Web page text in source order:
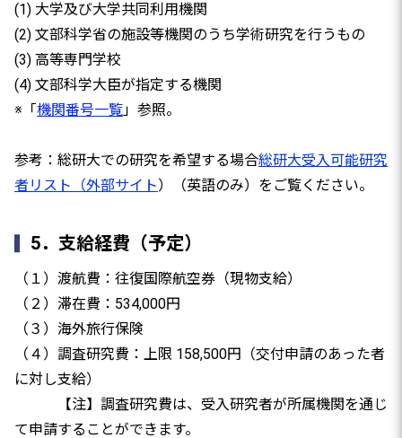
(1) 大学及び大学共同利用機関
(2) 文部科学省の施設等機関のうち学術研究を行うもの
(3) 高等専門学校
(4) 文部科学大臣が指定する機関
※「 機関番号一覧」参照。
参考：総研大での研究を希望する場合総研大受入可能研究
者リスト
（外部サイト ）（英語のみ）をご覧ください。
5．支給経費（予定）
（１）渡航費：往復国際航空券（現物支給）
（２）滞在費：534,000円
（３）海外旅行保険
（４）調査研究費：上限 158,500円（交付申請のあった者
に対し支給）
【注】調査研究費は、受入研究者が所属機関を通じ
て申請することができます。